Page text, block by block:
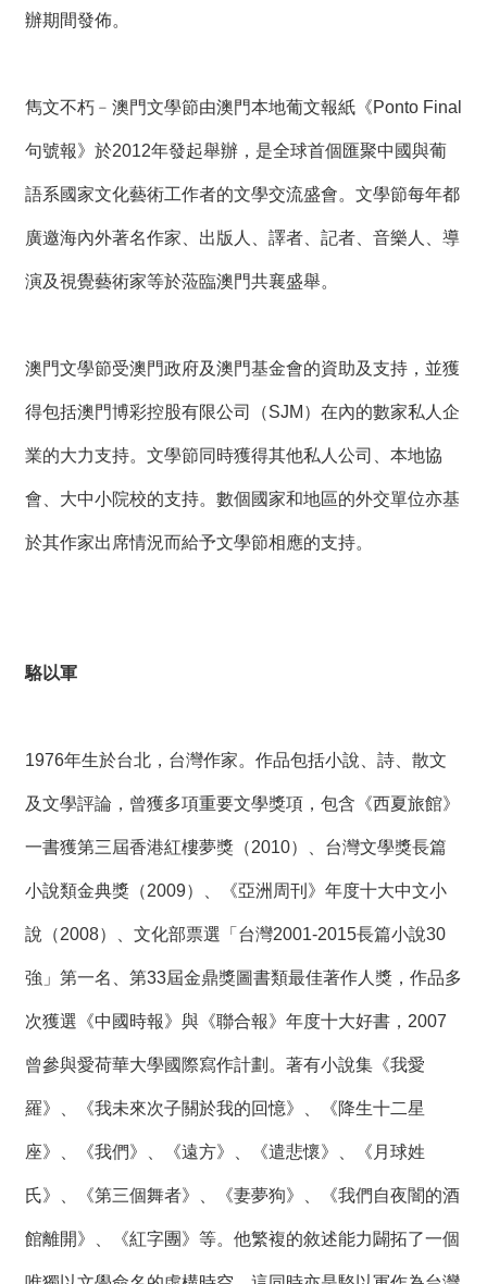
辦期間發佈。
雋文不朽﹣澳門文學節由澳門本地葡文報紙《Ponto Final
句號報》於2012年發起舉辦，是全球首個匯聚中國與葡
語系國家文化藝術工作者的文學交流盛會。文學節每年都
廣邀海內外著名作家、出版人、譯者、記者、音樂人、導
演及視覺藝術家等於蒞臨澳門共襄盛舉。
澳門文學節受澳門政府及澳門基金會的資助及支持，並獲
得包括澳門博彩控股有限公司（SJM）在內的數家私人企
業的大力支持。文學節同時獲得其他私人公司、本地協
會、大中小院校的支持。數個國家和地區的外交單位亦基
於其作家出席情況而給予文學節相應的支持。
駱以軍
1976年生於台北，台灣作家。作品包括小說、詩、散文
及文學評論，曾獲多項重要文學獎項，包含《西夏旅館》
一書獲第三屆香港紅樓夢獎（2010）、台灣文學獎長篇
小說類金典獎（2009）、《亞洲周刊》年度十大中文小
說（2008）、文化部票選「台灣2001-2015長篇小說30
強」第一名、第33屆金鼎獎圖書類最佳著作人獎，作品多
次獲選《中國時報》與《聯合報》年度十大好書，2007
曾參與愛荷華大學國際寫作計劃。著有小說集《我愛
羅》、《我未來次子關於我的回憶》、《降生十二星
座》、《我們》、《遠方》、《遣悲懷》、《月球姓
氏》、《第三個舞者》、《妻夢狗》、《我們自夜闇的酒
館離開》、《紅字團》等。他繁複的敘述能力闢拓了一個